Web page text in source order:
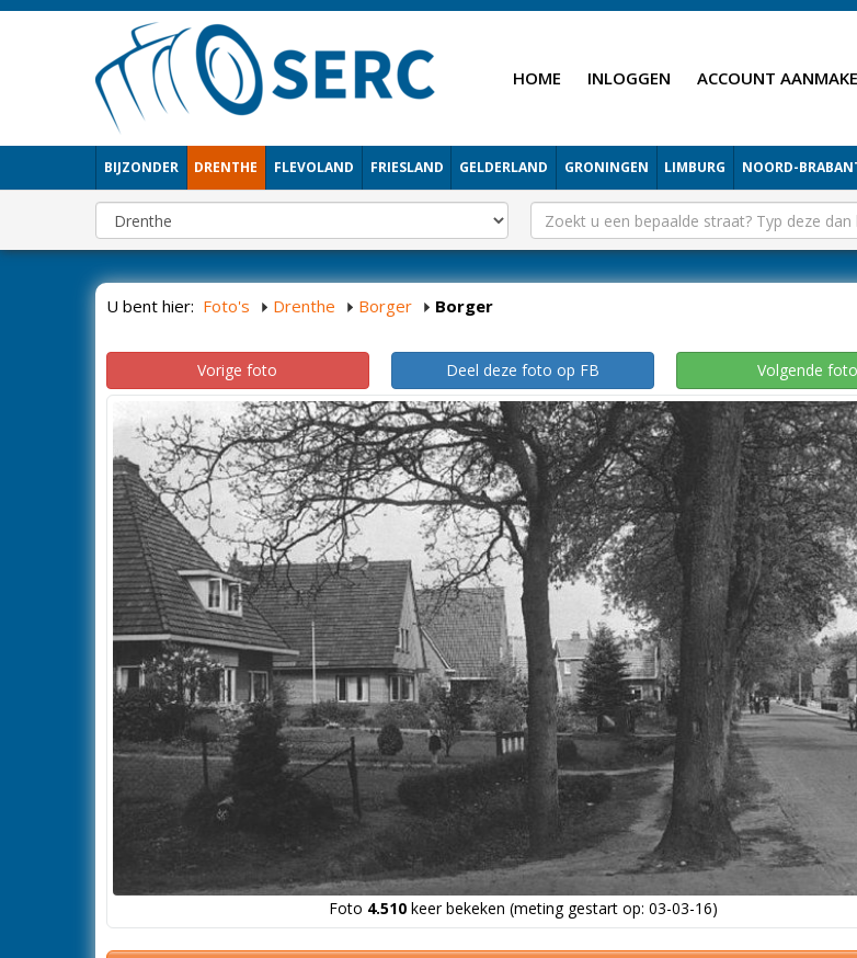
HOME INLOGGEN ACCOUNT
BIJZONDER DRENTHE FLEVOLAND FRIESLAND GELDERLAND GRONINGEN LIMBURG NOORD-
U bent hier: Foto's Drenthe Borger Borger
Vorige foto Deel deze foto op FB Volgende foto
Foto 4.510keer bekeken (meting gestart op: 03-03-16)